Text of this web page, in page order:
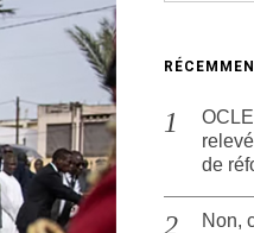
de
Non,